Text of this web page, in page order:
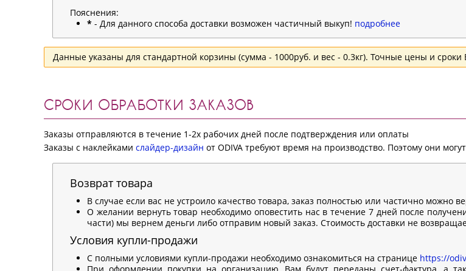
Пояснения:
* - Для данного способа доставки возможен частичный выкуп! подробнее
Данные указаны для стандартной корзины (сумма - 1000руб. и вес - 0.3кг). Точные цены и сроки
СРОКИ ОБРАБОТКИ ЗАКАЗОВ
Заказы отправляются в течение 1-2х рабочих дней после подтверждения или оплаты
Заказы с наклейками слайдер-дизайн от ODIVA требуют время на производство. Поэтому они
Возврат товара
В случае если вас не устроило качество товара, заказ полностью или частично можно
О желании вернуть товар необходимо оповестить нас в течение 7 дней после
части) мы вернем деньги либо отправим новый заказ. Стоимость доставки не
Условия купли-продажи
С полными условиями купли-продажи необходимо ознакомиться на странице https://
При оформлении покупки на организацию, Вам будут переданы счет-фактура, а